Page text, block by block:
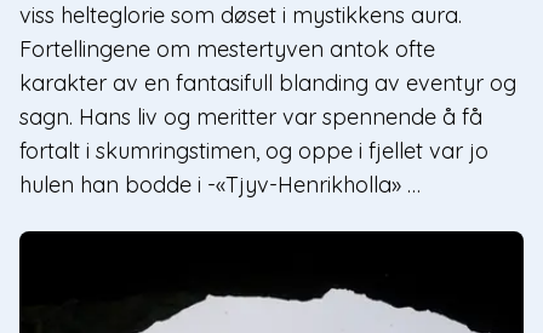
viss helteglorie som døset i mystikkens aura.
Fortellingene om mestertyven antok ofte
karakter av en fantasifull blanding av eventyr og
sagn. Hans liv og meritter var spennende å få
fortalt i skumringstimen, og oppe i fjellet var jo
hulen han bodde i -«Tjyv-Henrikholla» …